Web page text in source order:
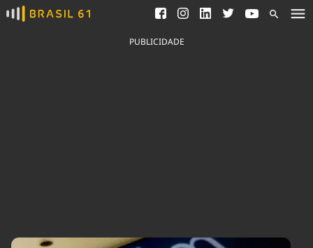
Ver todas as notícias
Saneamento
Indicadores
PUBLICIDADE